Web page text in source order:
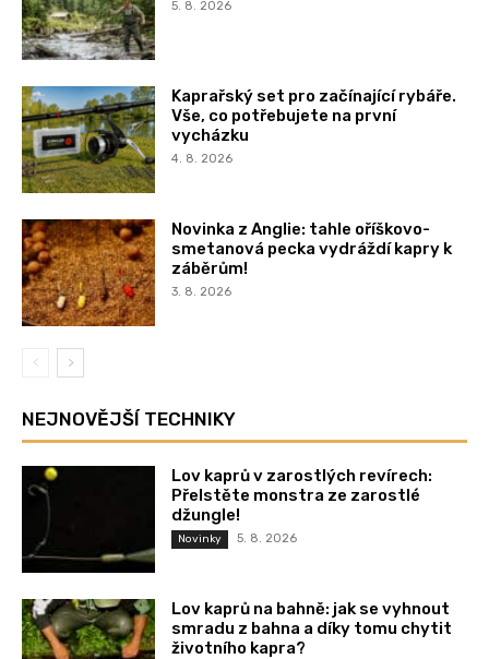
5. 8. 2026
Kaprařský set pro začínající rybáře.
Vše, co potřebujete na první
vycházku
4. 8. 2026
Novinka z Anglie: tahle oříškovo-
smetanová pecka vydráždí kapry k
záběrům!
3. 8. 2026
NEJNOVĚJŠÍ TECHNIKY
Lov kaprů v zarostlých revírech:
Přelstěte monstra ze zarostlé
džungle!
Novinky 5. 8. 2026
Lov kaprů na bahně: jak se vyhnout
smradu z bahna a díky tomu chytit
životního kapra?